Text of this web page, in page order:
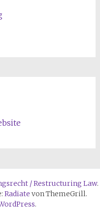
/ Restructuring Law.
Radiate von ThemeGrill.
.